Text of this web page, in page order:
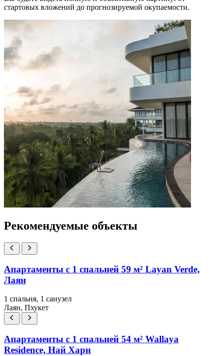
стартовых вложений до прогнозируемой окупаемости.
Рекомендуемые объекты
Апартаменты с 1 спальней 59 м² Layan Verde,
Лаян
1 спальня, 1 санузел
Лаян, Пхукет
Апартаменты с 1 спальней 54 м² Wallaya
Residence, Най Харн